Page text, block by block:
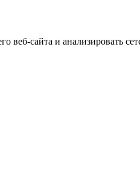
сайта и анализировать